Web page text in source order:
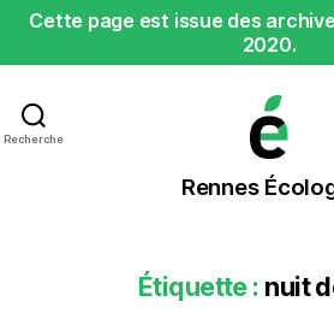
Cette page est issue des
2020.
Recherche
Rennes
Rennes
Étiquette : nuit